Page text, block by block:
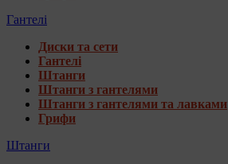
Гантелі
Диски та сети
Гантелі
Штанги
Штанги з гантелями
Штанги з гантелями та лавками
Грифи
Штанги